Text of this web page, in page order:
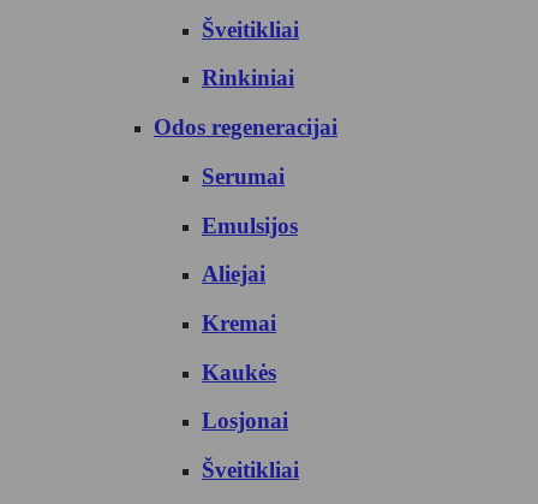
Šveitikliai
Rinkiniai
Odos regeneracijai
Serumai
Emulsijos
Aliejai
Kremai
Kaukės
Losjonai
Šveitikliai